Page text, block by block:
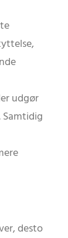
udgør
desto